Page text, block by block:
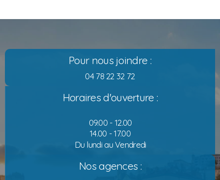
Pour nous joindre :
04 78 22 32 72
Horaires d'ouverture :
09.00 - 12.00
14.00 - 17.00
Du lundi au Vendredi
Nos agences :